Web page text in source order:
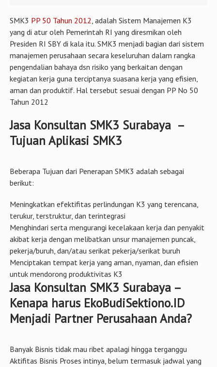
SMK3 PP 50 Tahun 2012, adalah Sistem Manajemen K3
yang di atur oleh Pemerintah RI yang diresmikan oleh
Presiden RI SBY di kala itu. SMK3 menjadi bagian dari sistem
manajemen perusahaan secara keseluruhan dalam rangka
pengendalian bahaya dsn risiko yang berkaitan dengan
kegiatan kerja guna terciptanya suasana kerja yang efisien,
aman dan produktif. Hal tersebut sesuai dengan PP No 50
Tahun 2012
Jasa Konsultan SMK3 Surabaya –
Tujuan Aplikasi SMK3
Beberapa Tujuan dari Penerapan SMK3 adalah sebagai
berikut:
Meningkatkan efektifitas perlindungan K3 yang terencana,
terukur, terstruktur, dan terintegrasi
Menghindari serta mengurangi kecelakaan kerja dan penyakit
akibat kerja dengan melibatkan unsur manajemen puncak,
pekerja/buruh, dan/atau serikat pekerja/serikat buruh
Menciptakan tempat kerja yang aman, nyaman, dan efisien
untuk mendorong produktivitas K3
Jasa Konsultan SMK3 Surabaya –
Kenapa harus EkoBudiSektiono.ID
Menjadi Partner Perusahaan Anda?
Banyak Bisnis tidak mau ribet apalagi hingga terganggu
Aktifitas Bisnis Proses intinya, belum termasuk jadwal yang